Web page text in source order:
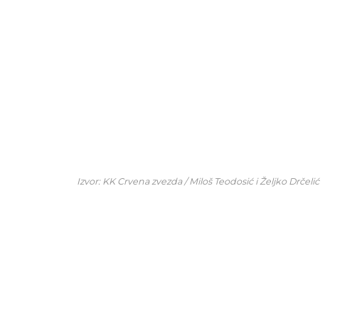
Izvor: KK Crvena zvezda / Miloš Teodosić i Željko Drčelić